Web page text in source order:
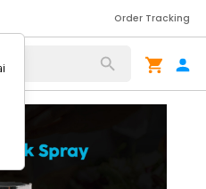
Order Tracking